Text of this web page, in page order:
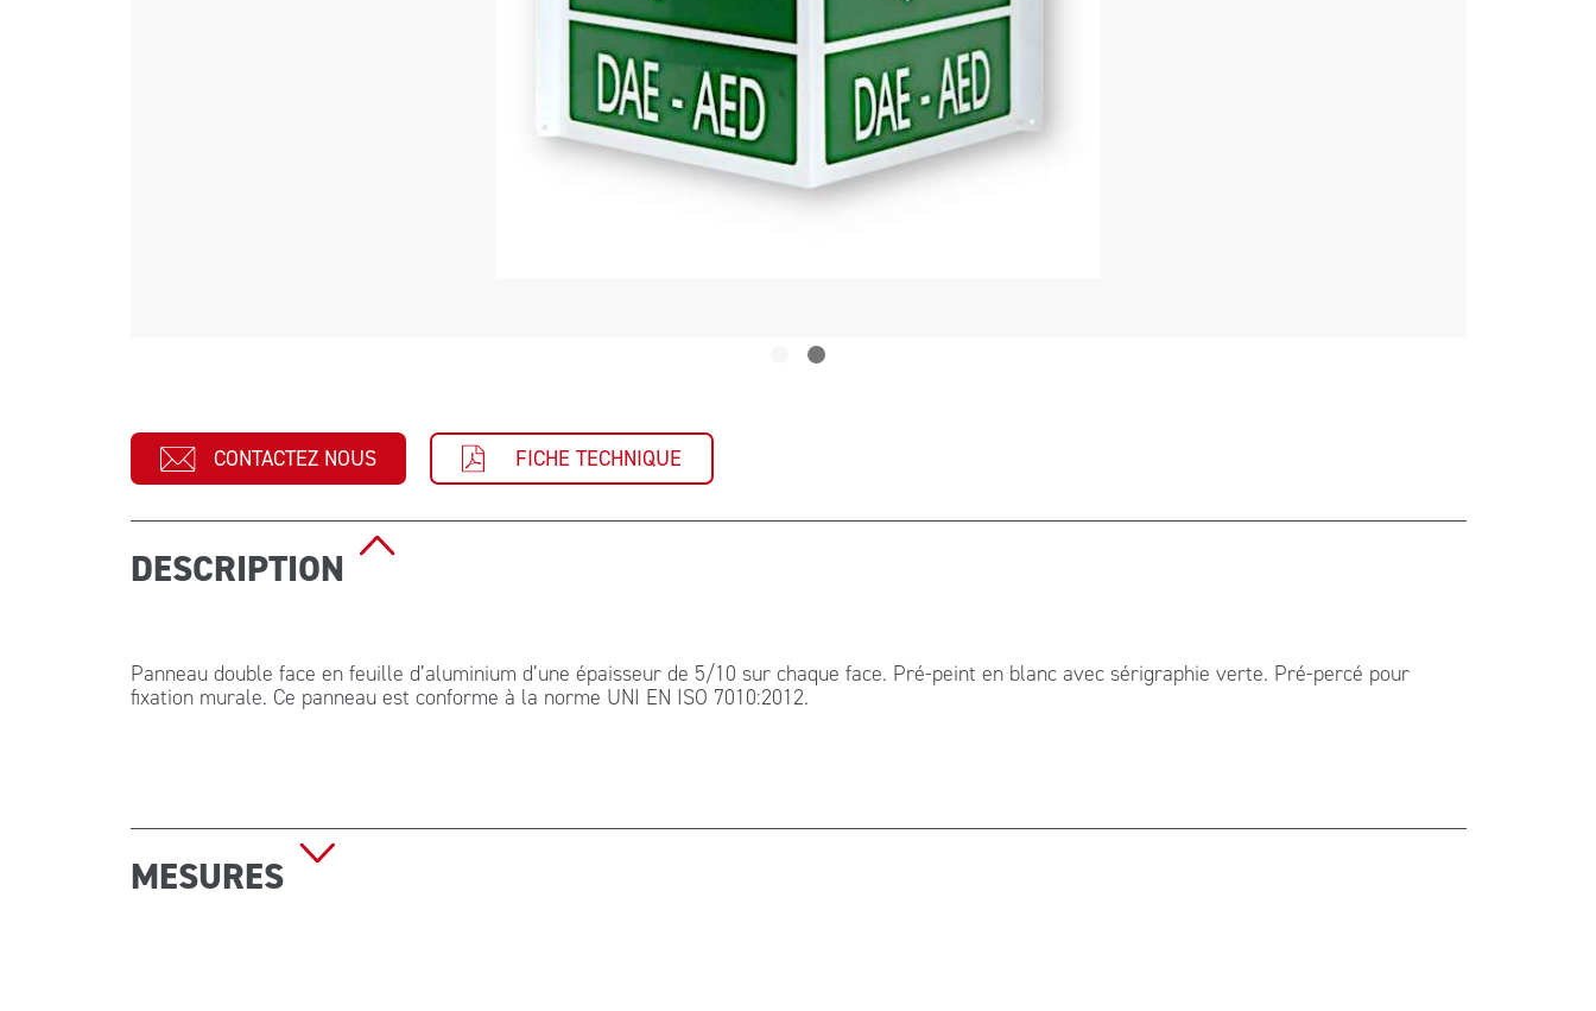
CONTACTEZ NOUS FICHE TECHNIQUE
DESCRIPTION
Panneau double face en feuille d’aluminium d’une épaisseur de 5/10 sur chaque face. Pré-peint en blanc avec sérigraphie verte. Pré-percé pour
fixation murale. Ce panneau est conforme à la norme UNI EN ISO 7010:2012.
MESURES